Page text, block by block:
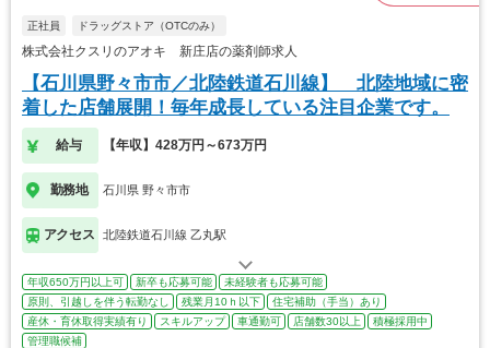
正社員 ドラッグストア（OTCのみ）
株式会社クスリのアオキ 新庄店の薬剤師求人
【石川県野々市市／北陸鉄道石川線】 北陸地域に密
着した店舗展開！毎年成長している注目企業です。
給与 【年収】428万円～673万円
勤務地 石川県 野々市市
アクセス 北陸鉄道石川線 乙丸駅
年収650万円以上可 新卒も応募可能
未経験者も応募可能
原則、引越しを伴う転勤なし
残業月10ｈ以下
住宅補助（手当）あり
産休・育休取得実績有り
スキルアップ 車通勤可 店舗数30以上
積極採用中
管理職候補